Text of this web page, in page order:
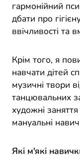
гармонійний
дбати про
ввічливості та
Крім того, я
навчати дітей
музичні твори
танцювальних
художні
мануальні
Які м'які